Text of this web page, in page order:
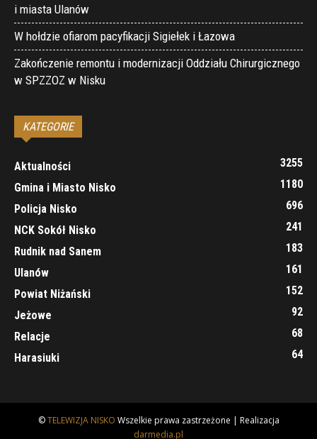
i miasta Ulanów
W hołdzie ofiarom pacyfikacji Sigiełek i Łazowa
Zakończenie remontu i modernizacji Oddziału Chirurgicznego
w SPZZOZ w Nisku
KATEGORIE
Aktualności
3255
Gmina i Miasto Nisko
1180
Policja Nisko
696
NCK Sokół Nisko
241
Rudnik nad Sanem
183
Ulanów
161
Powiat Niżański
152
Jeżowe
92
Relacje
68
Harasiuki
64
©TELEWIZJA NISKO Wszelkie prawa zastrzeżone | Realizacja
darmedia.pl